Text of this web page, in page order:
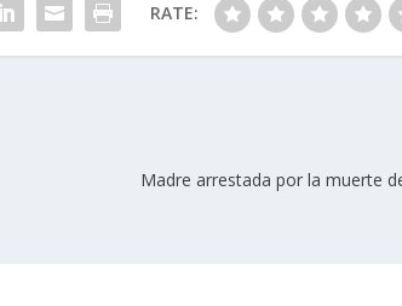
RATE:
Madre arrestada por la muerte